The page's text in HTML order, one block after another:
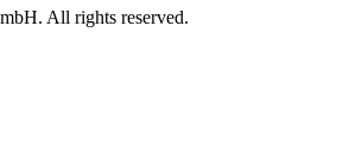
All rights reserved.